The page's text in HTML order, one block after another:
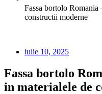
Fassa bortolo
constructii moderne
iulie 10, 2025
Fassa bortolo
in materialele de